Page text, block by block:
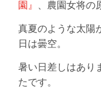
園』
、農園女将の
真夏のような太陽
日は曇空。
暑い日差しはあり
たです。